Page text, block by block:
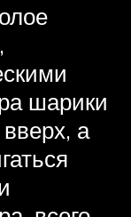
шарики
а